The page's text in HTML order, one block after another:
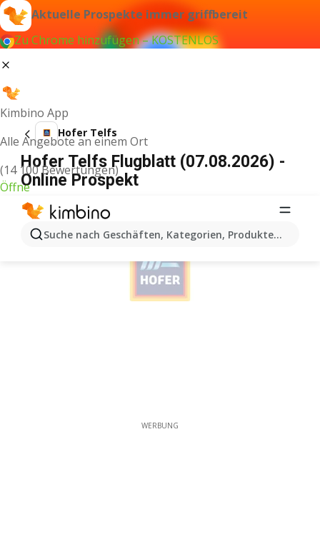
Aktuelle Prospekte immer griffbereit
Zu Chrome hinzufügen – KOSTENLOS
Kimbino App
Alle Angebote an einem Ort
(14 100 Bewertungen)
Öffne
Suche nach Geschäften, Kategorien, Produkten...
Hofer Telfs
Hofer Telfs Flugblatt (07.08.2026) -
Online Prospekt
WERBUNG